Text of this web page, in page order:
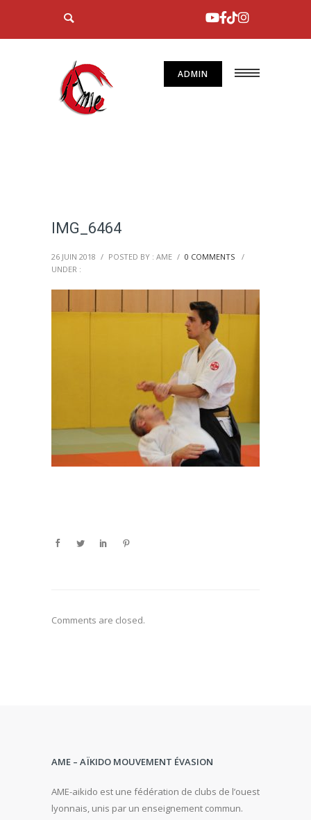
ADMIN
IMG_6464
26 JUIN 2018 / POSTED BY : AME / 0 COMMENTS
/
UNDER :
Comments are closed.
AME – AÏKIDO MOUVEMENT ÉVASION
AME-aikido est une fédération de clubs de l’ouest
lyonnais, unis par un enseignement commun.